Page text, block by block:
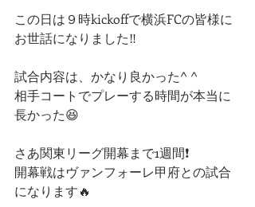
この日は９時kickoffで横浜FCの皆様に
お世話になりました‼
試合内容は、かなり良かった^ ^️
相手コートでプレーする時間が本当に
長かった😆
さあ関東リーグ開幕まで1週間❗️
開幕戦はヴァンフォーレ甲府との試合
になります🔥